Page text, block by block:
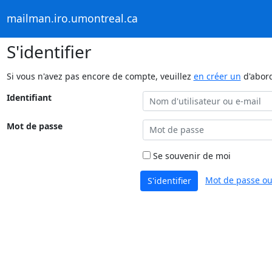
mailman.iro.umontreal.ca
S'identifier
Si vous n'avez pas encore de compte, veuillez en créer un
Identifiant
Mot de passe
Se souvenir de moi
S'identifier Mot de passe